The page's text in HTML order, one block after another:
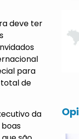
deve ter
para
de
da